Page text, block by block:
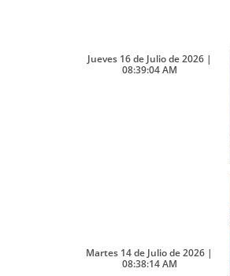
Jueves 16 de Julio de 2026 |
08:39:04 AM
Martes 14 de Julio de 2026 |
08:38:14 AM